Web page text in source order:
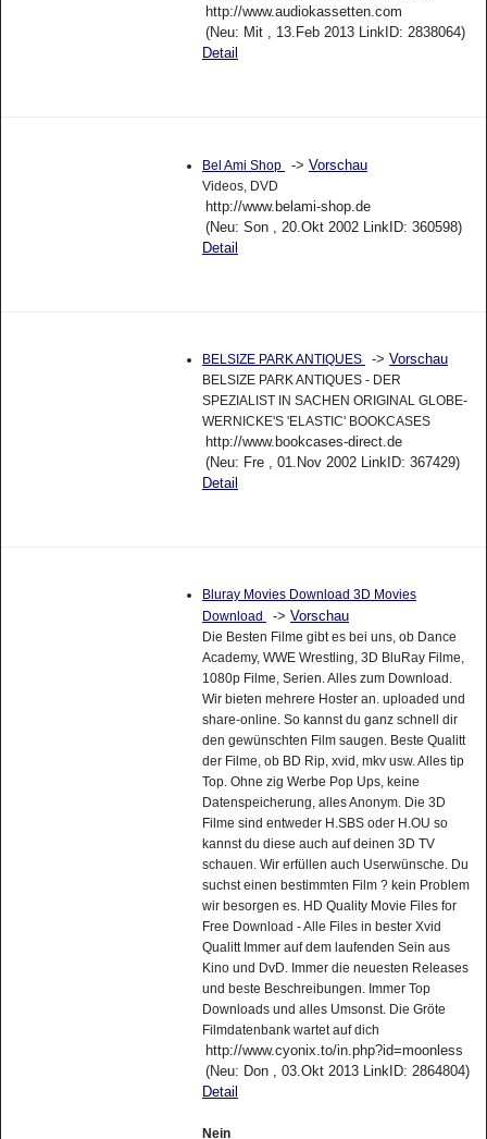
http://www.audiokassetten.com
(Neu: Mit , 13.Feb 2013 LinkID: 2838064)
Detail
Bel Ami Shop -> Vorschau
Videos, DVD
http://www.belami-shop.de
(Neu: Son , 20.Okt 2002 LinkID: 360598)
Detail
BELSIZE PARK ANTIQUES -> Vorschau
BELSIZE PARK ANTIQUES - DER
SPEZIALIST IN SACHEN ORIGINAL GLOBE-
WERNICKE'S 'ELASTIC' BOOKCASES
http://www.bookcases-direct.de
(Neu: Fre , 01.Nov 2002 LinkID: 367429)
Detail
Bluray Movies Download 3D Movies
Download
-> Vorschau
Die Besten Filme gibt es bei uns, ob Dance
Academy, WWE Wrestling, 3D BluRay Filme,
1080p Filme, Serien. Alles zum Download.
Wir bieten mehrere Hoster an. uploaded und
share-online. So kannst du ganz schnell dir
den gewünschten Film saugen. Beste Qualitt
der Filme, ob BD Rip, xvid, mkv usw. Alles tip
Top. Ohne zig Werbe Pop Ups, keine
Datenspeicherung, alles Anonym. Die 3D
Filme sind entweder H.SBS oder H.OU so
kannst du diese auch auf deinen 3D TV
schauen. Wir erfüllen auch Userwünsche. Du
suchst einen bestimmten Film ? kein Problem
wir besorgen es. HD Quality Movie Files for
Free Download - Alle Files in bester Xvid
Qualitt Immer auf dem laufenden Sein aus
Kino und DvD. Immer die neuesten Releases
und beste Beschreibungen. Immer Top
Downloads und alles Umsonst. Die Gröte
Filmdatenbank wartet auf dich
http://www.cyonix.to/in.php?id=moonless
(Neu: Don , 03.Okt 2013 LinkID: 2864804)
Detail
Nein